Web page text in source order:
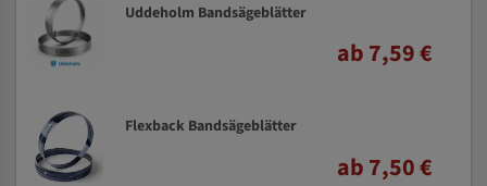
Uddeholm Bandsägeblätter
ab 7,59 €
Flexback Bandsägeblätter
ab 7,50 €